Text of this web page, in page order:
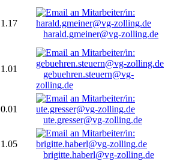
1.17
harald.gmeiner@vg-zolling.de
1.01
gebuehren.steuern@vg-
zolling.de
0.01
ute.gresser@vg-zolling.de
1.05
brigitte.haberl@vg-zolling.de